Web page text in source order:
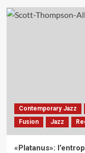
Contemporary Jazz
Fusion
Jazz
«Platanus»: